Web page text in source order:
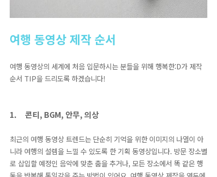
여행 동영상 제작 순서
여행 동영상의 세계에 처음 입문하시는 분들을 위해 행복한:D가 제작
순서 TIP을 드리도록 하겠습니다!
1. 콘티, BGM, 안무, 의상
최근의 여행 동영상 트렌드는 단순히 기억을 위한 이미지의 나열이 아
니라 여행의 설렘을 느낄 수 있도록 한 기획 동영상입니다. 방문 장소별
로 삽입할 예정인 음악에 맞춘 춤을 추거나, 모든 장소에서 똑 같은 행